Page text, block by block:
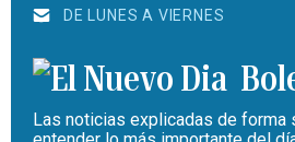
DE LUNES A VIERNES
Las noticias explicadas de forma